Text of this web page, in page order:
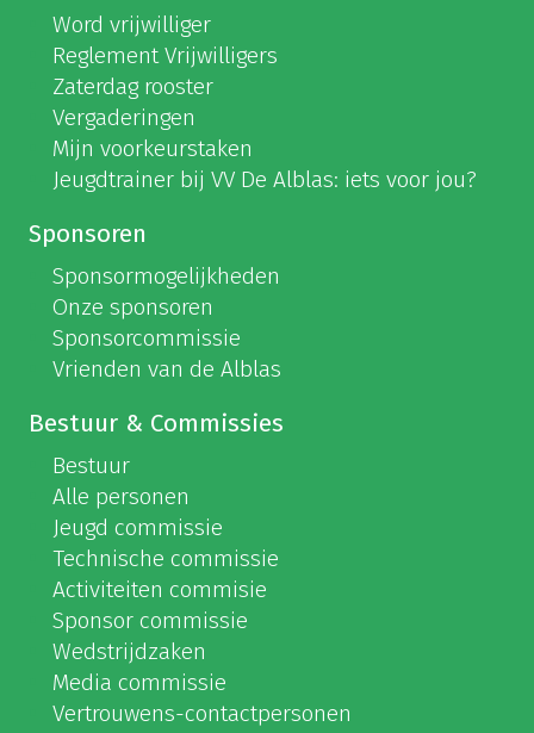
Word vrijwilliger
Reglement Vrijwilligers
Zaterdag rooster
Vergaderingen
Mijn voorkeurstaken
Jeugdtrainer bij VV De Alblas: iets voor jou?
Sponsoren
Sponsormogelijkheden
Onze sponsoren
Sponsorcommissie
Vrienden van de Alblas
Bestuur & Commissies
Bestuur
Alle personen
Jeugd commissie
Technische commissie
Activiteiten commisie
Sponsor commissie
Wedstrijdzaken
Media commissie
Vertrouwens-contactpersonen